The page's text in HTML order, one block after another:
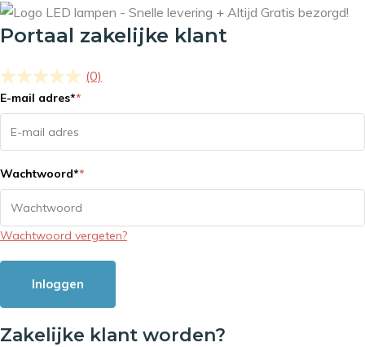
Portaal zakelijke klant
(0)
E-mail adres**
Wachtwoord**
Wachtwoord vergeten?
Inloggen
Zakelijke klant worden?